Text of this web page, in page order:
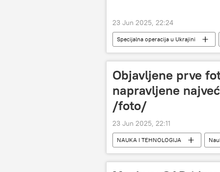
23 Jun 2025, 22:24
Specijalna operacija u Ukrajini
Objavljene prve
napravljene
/foto/
23 Jun 2025, 22:11
NAUKA I TEHNOLOGIJA